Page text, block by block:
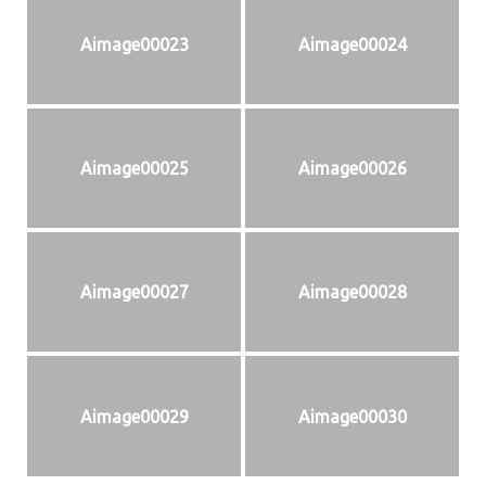
Aimage00023 Aimage00024
Aimage00025 Aimage00026
Aimage00027 Aimage00028
Aimage00029 Aimage00030